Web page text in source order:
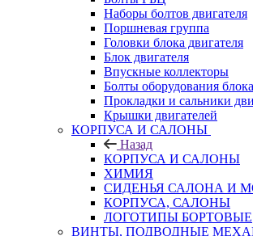
Наборы болтов двигателя
Поршневая группа
Головки блока двигателя
Блок двигателя
Впускные коллекторы
Болты оборудования
Прокладки и сальники
Крышки двигателей
КОРПУСА И САЛОНЫ
Назад
КОРПУСА И САЛОНЫ
ХИМИЯ
СИДЕНЬЯ САЛОНА И
КОРПУСА, САЛОНЫ
ЛОГОТИПЫ БОРТОВЫЕ
ВИНТЫ, ПОДВОДНЫЕ